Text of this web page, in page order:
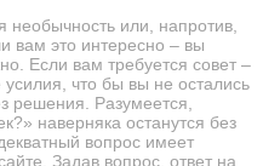
необычность или, напротив,
вам это интересно – вы
Если вам требуется совет –
что бы вы не остались
решения. Разумеется,
наверняка останутся без
вопрос имеет
Задав вопрос, ответ на